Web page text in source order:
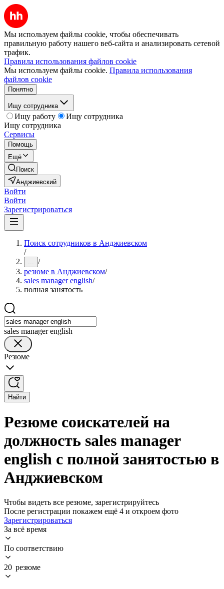
Мы используем файлы cookie, чтобы обеспечивать
правильную работу нашего веб-сайта и анализировать сетевой
трафик.
Правила использования файлов cookie
Мы используем файлы cookie. Правила использования
файлов cookie
Понятно
Ищу сотрудника
Ищу работу
Ищу сотрудника
Ищу сотрудника
Сервисы
Помощь
Ещё
Поиск
Анджиевский
Войти
Войти
Зарегистрироваться
Поиск сотрудников в Анджиевском
/
... /
резюме в Анджиевском/
sales manager english/
полная занятость
sales manager english
Резюме
Найти
Резюме соискателей на
должность sales manager
english с полной занятостью в
Анджиевском
Чтобы видеть все резюме, зарегистрируйтесь
После регистрации покажем ещё 4 и откроем фото
Зарегистрироваться
За всё время
По соответствию
20 резюме